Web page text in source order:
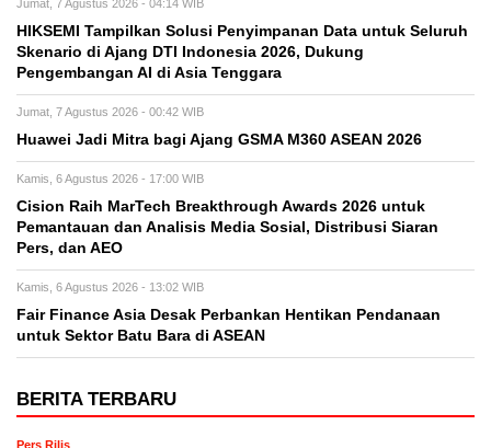
Jumat, 7 Agustus 2026 - 04:14 WIB
HIKSEMI Tampilkan Solusi Penyimpanan Data untuk Seluruh
Skenario di Ajang DTI Indonesia 2026, Dukung
Pengembangan AI di Asia Tenggara
Jumat, 7 Agustus 2026 - 00:42 WIB
Huawei Jadi Mitra bagi Ajang GSMA M360 ASEAN 2026
Kamis, 6 Agustus 2026 - 17:00 WIB
Cision Raih MarTech Breakthrough Awards 2026 untuk
Pemantauan dan Analisis Media Sosial, Distribusi Siaran
Pers, dan AEO
Kamis, 6 Agustus 2026 - 13:02 WIB
Fair Finance Asia Desak Perbankan Hentikan Pendanaan
untuk Sektor Batu Bara di ASEAN
BERITA TERBARU
Pers Rilis